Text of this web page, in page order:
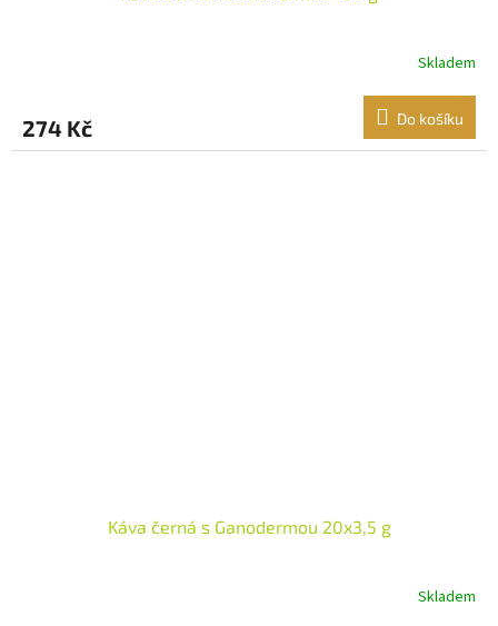
Skladem
274 Kč Do košíku
Káva černá s Ganodermou 20x3,5 g
Skladem